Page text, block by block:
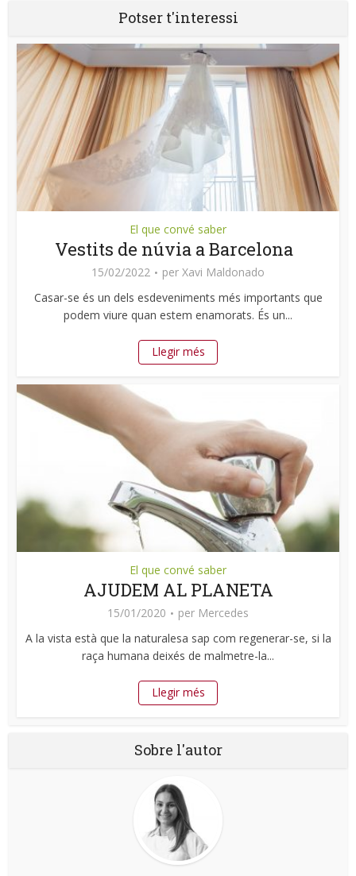
Potser t'interessi
El que convé saber
Vestits de núvia a Barcelona
15/02/2022 per Xavi Maldonado
Casar-se és un dels esdeveniments més importants que
podem viure quan estem enamorats. És un...
Llegir més
El que convé saber
AJUDEM AL PLANETA
15/01/2020 per Mercedes
A la vista està que la naturalesa sap com regenerar-se, si la
raça humana deixés de malmetre-la...
Llegir més
Sobre l'autor